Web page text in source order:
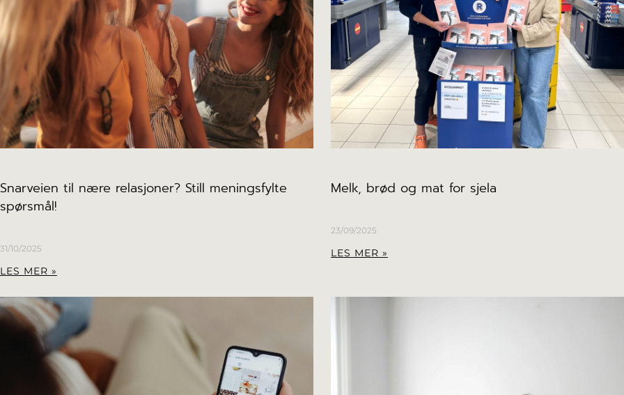
Snarveien til nære relasjoner? Still meningsfylte
spørsmål!
31/10/2025
LES MER »
Melk, brød og mat for sjela
23/09/2025
LES MER »